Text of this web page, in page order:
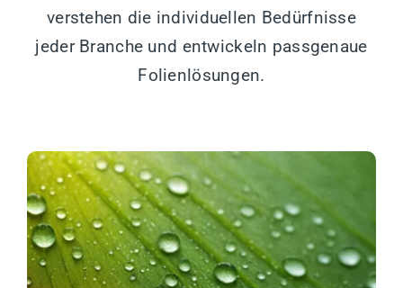
verstehen die individuellen Bedürfnisse
jeder Branche und entwickeln passgenaue
Folienlösungen.